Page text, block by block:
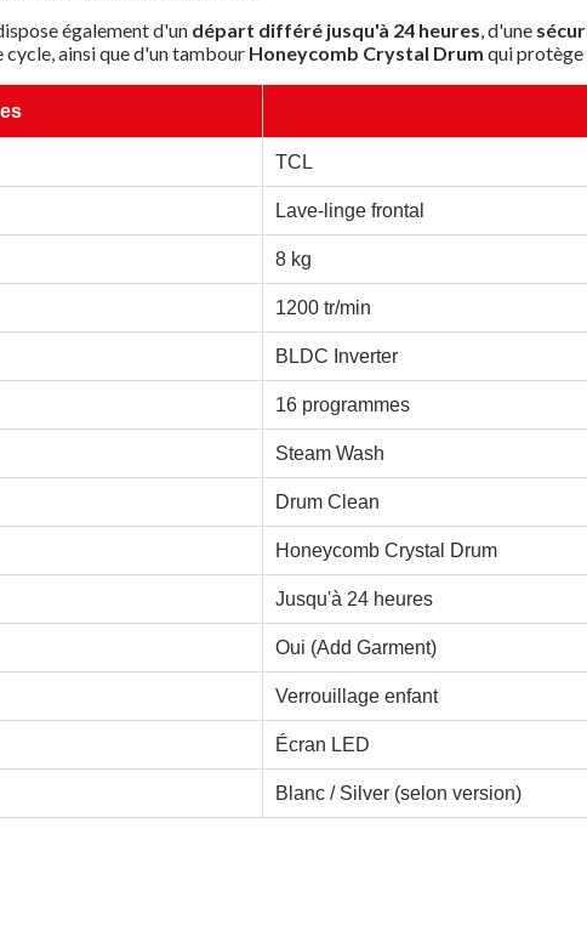
également d'un départ différé jusqu'à 24 heures, d'une
ainsi que d'un tambour Honeycomb Crystal Drum qui protège
TCL
Lave-linge frontal
8 kg
1200 tr/min
BLDC Inverter
16 programmes
Steam Wash
Drum Clean
Honeycomb Crystal Drum
Jusqu'à 24 heures
Oui (Add Garment)
Verrouillage enfant
Écran LED
Blanc / Silver (selon version)